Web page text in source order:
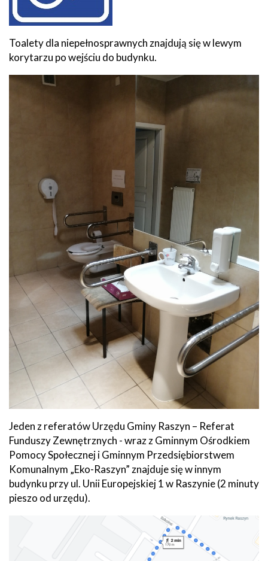
Toalety dla niepełnosprawnych znajdują się w lewym
korytarzu po wejściu do budynku.
Jeden z referatów Urzędu Gminy Raszyn – Referat
Funduszy Zewnętrznych - wraz z Gminnym Ośrodkiem
Pomocy Społecznej i Gminnym Przedsiębiorstwem
Komunalnym „Eko-Raszyn” znajduje się w innym
budynku przy ul. Unii Europejskiej 1 w Raszynie (2 minuty
pieszo od urzędu).